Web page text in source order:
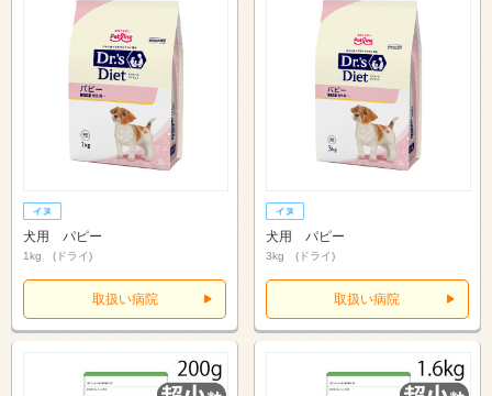
犬用 パピー
1kg (ドライ)
取扱い病院
犬用 パピー
3kg (ドライ)
取扱い病院